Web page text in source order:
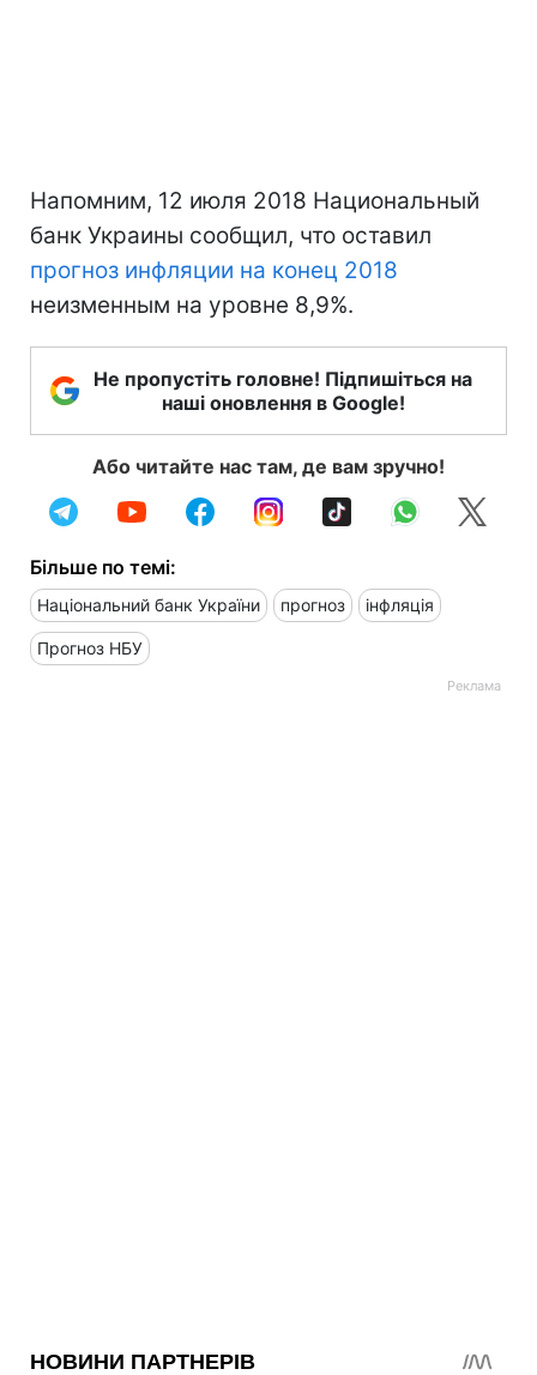
Напомним, 12 июля 2018 Национальный
банк Украины сообщил, что оставил
прогноз инфляции на конец 2018
неизменным на уровне 8,9%.
Не пропустіть головне! Підпишіться на
наші оновлення в Google!
Або читайте нас там, де вам зручно!
Більше по темі:
Національний банк України прогноз інфляція
Прогноз НБУ